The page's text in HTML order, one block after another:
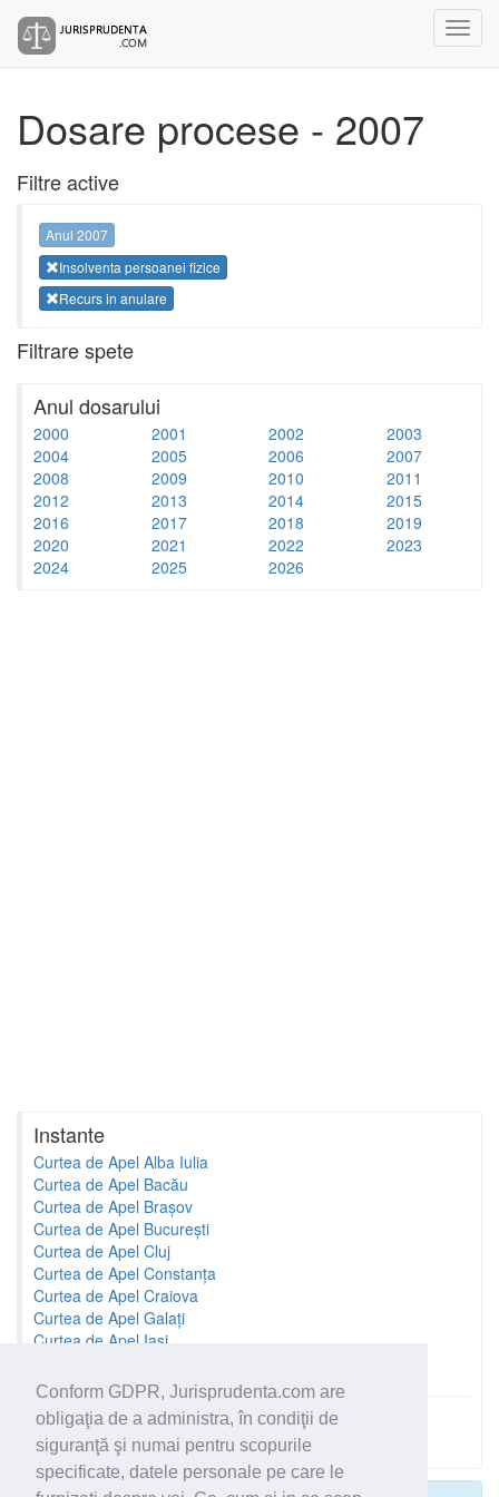
Conform GDPR, Jurisprudenta.com are
obligaţia de a administra, în condiţii de
siguranţă şi numai pentru scopurile
specificate, datele personale pe care le
Dosare procese - 2007
Filtre active
Anul 2007
Insolventa persoanei fizice
Recurs in anulare
Filtrare spete
Anul dosarului
2000 2001 2002
2003
2004
2005 2006
2007
2008
2009 2010
2011
2012
2013 2014
2015
2016
2017 2018
2019
2020
2021 2022
2023
2024
2025 2026
Instante
Curtea de Apel Alba Iulia
Curtea de Apel Bacău
Curtea de Apel Brașov
Curtea de Apel București
Curtea de Apel Cluj
Curtea de Apel Constanța
Curtea de Apel Craiova
Curtea de Apel Galați
Curtea de Apel Iași
Toate instantele